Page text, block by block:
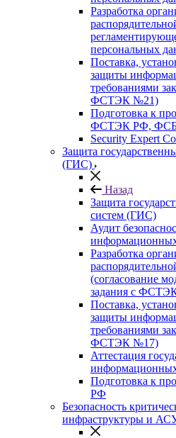
Разработка
персональных
Поставка,
защиты
требованиями
ФСТЭК №21)
Подготовка к
ФСТЭК РФ,
Security Expert
Защита
(ГИС)
Назад
Защита
систем (ГИС)
Аудит
Разработка
(согласование
задания с
Поставка,
защиты
требованиями
ФСТЭК №17)
Аттестация
Подготовка к
РФ
Безопасность
инфраструктуры и